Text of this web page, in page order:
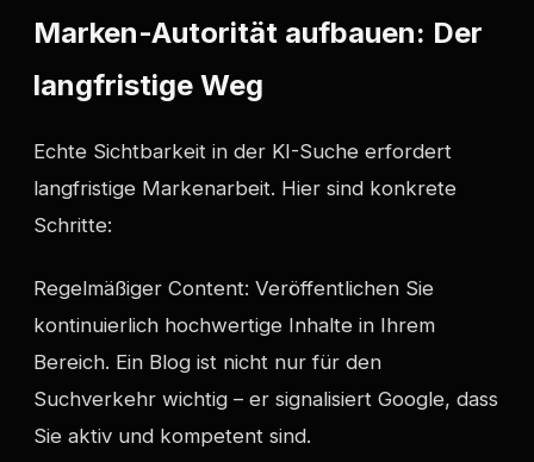
Marken-Autorität aufbauen: Der
langfristige Weg
Echte Sichtbarkeit in der KI-Suche erfordert
langfristige Markenarbeit. Hier sind konkrete
Schritte:
Regelmäßiger Content: Veröffentlichen Sie
kontinuierlich hochwertige Inhalte in Ihrem
Bereich. Ein Blog ist nicht nur für den
Suchverkehr wichtig – er signalisiert Google, dass
Sie aktiv und kompetent sind.